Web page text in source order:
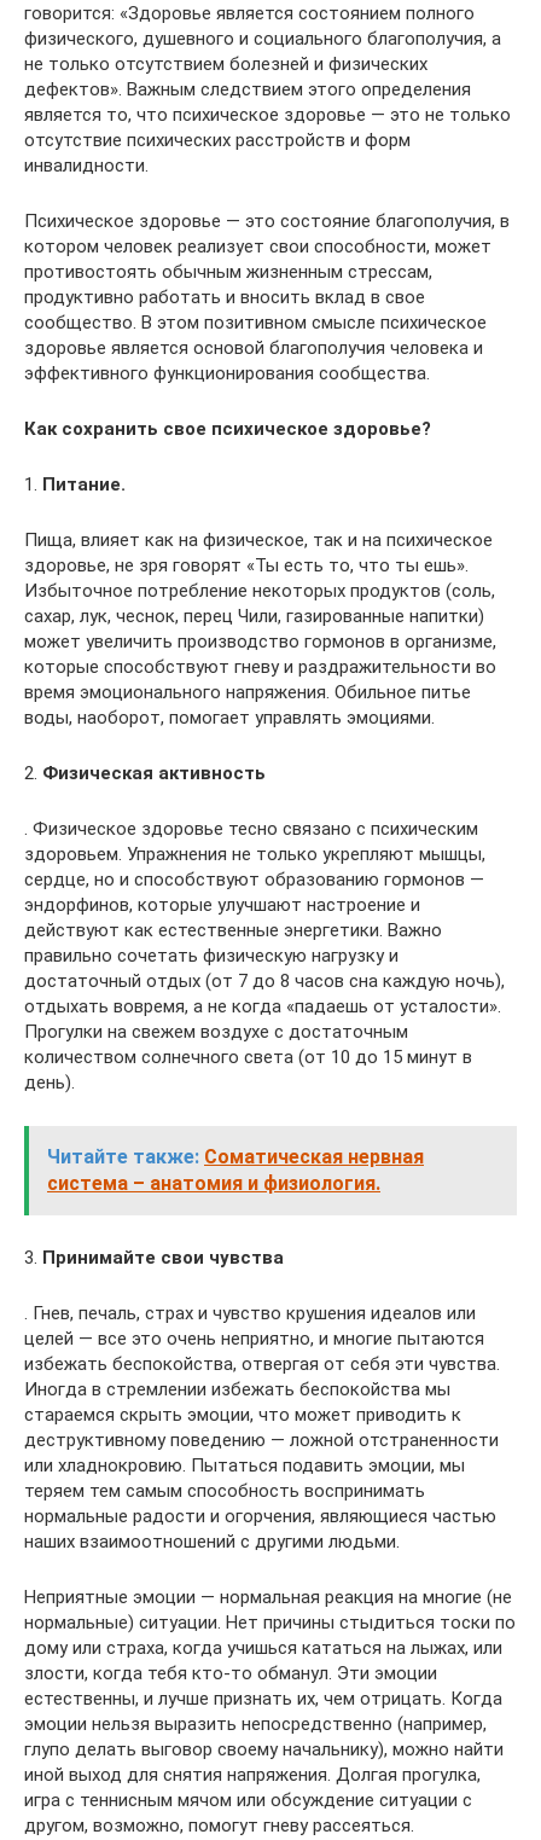
говорится: «Здоровье является состоянием полного
физического, душевного и социального благополучия, а
не только отсутствием болезней и физических
дефектов». Важным следствием этого определения
является то, что психическое здоровье — это не только
отсутствие психических расстройств и форм
инвалидности.
Психическое здоровье — это состояние благополучия, в
котором человек реализует свои способности, может
противостоять обычным жизненным стрессам,
продуктивно работать и вносить вклад в свое
сообщество. В этом позитивном смысле психическое
здоровье является основой благополучия человека и
эффективного функционирования сообщества.
Как сохранить свое психическое здоровье?
1. Питание.
Пища, влияет как на физическое, так и на психическое
здоровье, не зря говорят «Ты есть то, что ты ешь».
Избыточное потребление некоторых продуктов (соль,
сахар, лук, чеснок, перец Чили, газированные напитки)
может увеличить производство гормонов в организме,
которые способствуют гневу и раздражительности во
время эмоционального напряжения. Обильное питье
воды, наоборот, помогает управлять эмоциями.
2. Физическая активность
. Физическое здоровье тесно связано с психическим
здоровьем. Упражнения не только укрепляют мышцы,
сердце, но и способствуют образованию гормонов —
эндорфинов, которые улучшают настроение и
действуют как естественные энергетики. Важно
правильно сочетать физическую нагрузку и
достаточный отдых (от 7 до 8 часов сна каждую ночь),
отдыхать вовремя, а не когда «падаешь от усталости».
Прогулки на свежем воздухе с достаточным
количеством солнечного света (от 10 до 15 минут в
день).
Читайте также: Соматическая нервная
система – анатомия и физиология.
3. Принимайте свои чувства
. Гнев, печаль, страх и чувство крушения идеалов или
целей — все это очень неприятно, и многие пытаются
избежать беспокойства, отвергая от себя эти чувства.
Иногда в стремлении избежать беспокойства мы
стараемся скрыть эмоции, что может приводить к
деструктивному поведению — ложной отстраненности
или хладнокровию. Пытаться подавить эмоции, мы
теряем тем самым способность воспринимать
нормальные радости и огорчения, являющиеся частью
наших взаимоотношений с другими людьми.
Неприятные эмоции — нормальная реакция на многие (не
нормальные) ситуации. Нет причины стыдиться тоски по
дому или страха, когда учишься кататься на лыжах, или
злости, когда тебя кто-то обманул. Эти эмоции
естественны, и лучше признать их, чем отрицать. Когда
эмоции нельзя выразить непосредственно (например,
глупо делать выговор своему начальнику), можно найти
иной выход для снятия напряжения. Долгая прогулка,
игра с теннисным мячом или обсуждение ситуации с
другом, возможно, помогут гневу рассеяться.